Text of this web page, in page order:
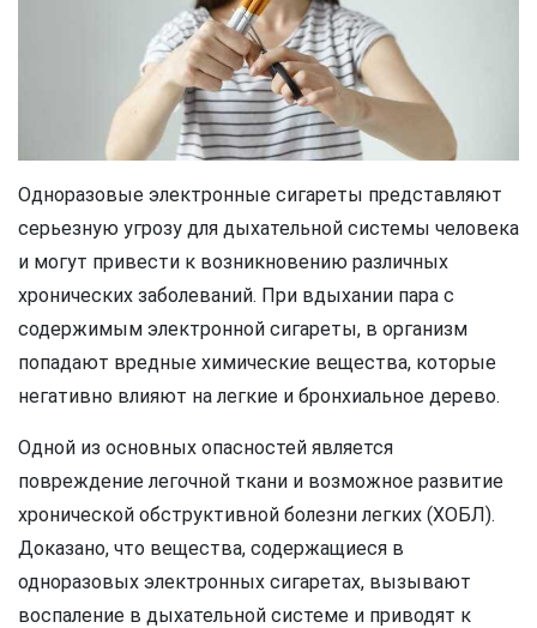
Одноразовые электронные сигареты представляют
серьезную угрозу для дыхательной системы человека
и могут привести к возникновению различных
хронических заболеваний. При вдыхании пара с
содержимым электронной сигареты, в организм
попадают вредные химические вещества, которые
негативно влияют на легкие и бронхиальное дерево.
Одной из основных опасностей является
повреждение легочной ткани и возможное развитие
хронической обструктивной болезни легких (ХОБЛ).
Доказано, что вещества, содержащиеся в
одноразовых электронных сигаретах, вызывают
воспаление в дыхательной системе и приводят к